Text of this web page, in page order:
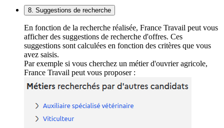
8. Suggestions de recherche
En fonction de la recherche réalisée, France Travail peut vous
afficher des suggestions de recherche d'offres. Ces
suggestions sont calculées en fonction des critères que vous
avez saisis.
Par exemple si vous cherchez un métier d'ouvrier agricole,
France Travail peut vous proposer :